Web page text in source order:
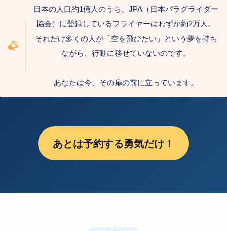
日本の人口約1億人のうち、JPA（日本パラグライダー
協会）に登録しているフライヤーはわずか約2万人。
それだけ多くの人が「空を飛びたい」という夢を持ち
ながら、行動に移せていないのです。
あなたは今、その扉の前に立っています。
あとは予約する勇気だけ！